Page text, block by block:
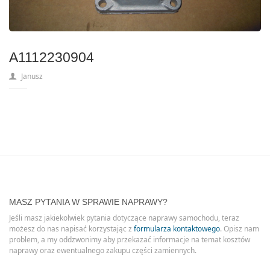
A1112230904
Janusz
MASZ PYTANIA W SPRAWIE NAPRAWY?
Jeśli masz jakiekolwiek pytania dotyczące naprawy samochodu, teraz
możesz do nas napisać korzystając z formularza kontaktowego. Opisz nam
problem, a my oddzwonimy aby przekazać informacje na temat kosztów
naprawy oraz ewentualnego zakupu części zamiennych.